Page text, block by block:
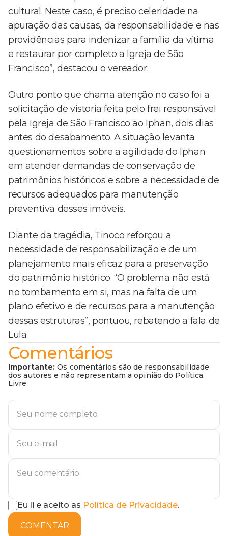
cultural. Neste caso, é preciso celeridade na
apuração das causas, da responsabilidade e nas
providências para indenizar a família da vítima
e restaurar por completo a Igreja de São
Francisco”, destacou o vereador.
Outro ponto que chama atenção no caso foi a
solicitação de vistoria feita pelo frei responsável
pela Igreja de São Francisco ao Iphan, dois dias
antes do desabamento. A situação levanta
questionamentos sobre a agilidade do Iphan
em atender demandas de conservação de
patrimônios históricos e sobre a necessidade de
recursos adequados para manutenção
preventiva desses imóveis.
Diante da tragédia, Tinoco reforçou a
necessidade de responsabilização e de um
planejamento mais eficaz para a preservação
do patrimônio histórico. “O problema não está
no tombamento em si, mas na falta de um
plano efetivo e de recursos para a manutenção
dessas estruturas”, pontuou, rebatendo a fala de
Lula.
Comentários
Importante: Os comentários são de responsabilidade
dos autores e não representam a opinião do Política
Livre
Eu li e aceito as Política de Privacidade.
COMENTAR